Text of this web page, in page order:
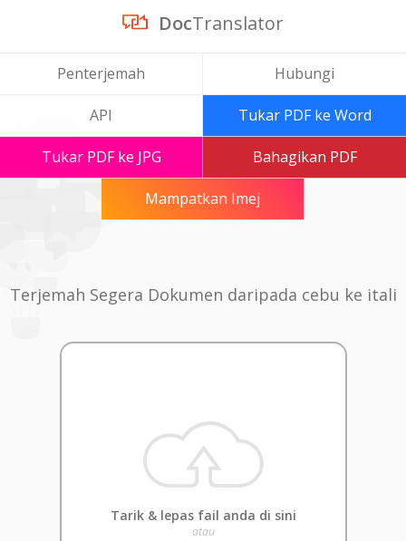
DocTranslator
Penterjemah Hubungi
API Tukar PDF ke Word
Tukar PDF ke JPG Bahagikan PDF
Mampatkan Imej
Terjemah Segera Dokumen daripada cebu ke itali
Tarik & lepas fail anda di sini
atau